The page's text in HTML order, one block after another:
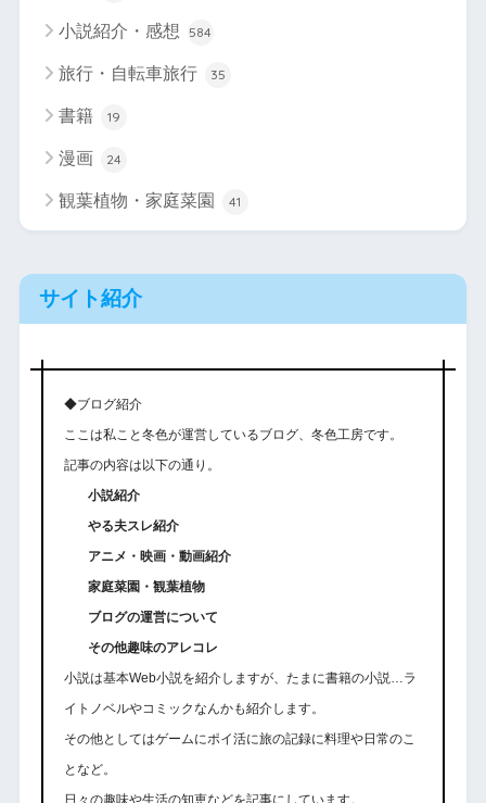
小説紹介・感想 584
旅行・自転車旅行 35
書籍 19
漫画 24
観葉植物・家庭菜園 41
サイト紹介
◆ブログ紹介
ここは私こと冬色が運営しているブログ、冬色工房です。
記事の内容は以下の通り。
小説紹介
やる夫スレ紹介
アニメ・映画・動画紹介
家庭菜園・観葉植物
ブログの運営について
その他趣味のアレコレ
小説は基本Web小説を紹介しますが、たまに書籍の小説…ラ
イトノベルやコミックなんかも紹介します。
その他としてはゲームにポイ活に旅の記録に料理や日常のこ
となど。
日々の趣味や生活の知恵などを記事にしています。